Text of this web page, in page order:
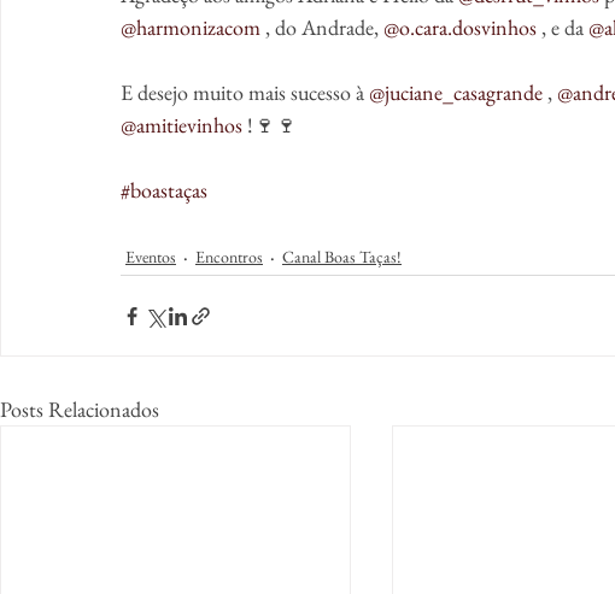
@harmonizacom , do Andrade, @o.cara.dosvinhos , e da
E desejo muito mais sucesso à @juciane_casagrande ,
@amitievinhos !🍷🍷
#boastaças
Eventos Encontros Canal Boas Taças!
Posts Relacionados